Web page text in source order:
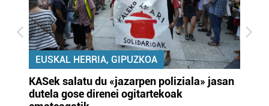
EUSKAL HERRIA, GIPUZKOA
KASek salatu du «jazarpen poliziala» jasan
dutela gose direnei ogitartekoak